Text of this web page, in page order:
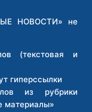
НОВОСТИ» не
(текстовая и
гиперссылки
из рубрики
материалы»